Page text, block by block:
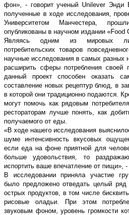
фон», - говорит ученый Unilever Энди
полученные в ходе исследования,
Университетом Манчестера,
опубликованы в научном издании «Food
Являясь одним из мировых
потребительских товаров
научные исследования в самых разных
расширить сферы потребления своей
данный проект способен оказать
составление новых рецептур блюд, в
в которой они традиционно подаются.
могут помочь как рядовым
рестораторам лучше понять, как
получаемого от еды.
«В ходе нашего исследования
шуме интенсивность вкусовых
если еда на фоне приятной для
больше удовольствия, то
испортить ваше впечатление от пищи»,
В исследовании приняла участие
было предложено отведать целый ряд
острых продуктов, в том числе
рисовые оладьи. При этом
звуковым фоном, уровень громкости